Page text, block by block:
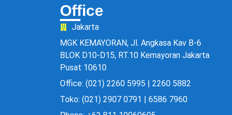
Office
Jakarta
MGK KEMAYORAN, Jl. Angkasa Kav B-6
BLOK D10-D15, RT.10 Kemayoran Jakarta
Pusat 10610
Office: (021) 2260 5995 | 2260 5882
Toko: (021) 2907 0791 | 6586 7960